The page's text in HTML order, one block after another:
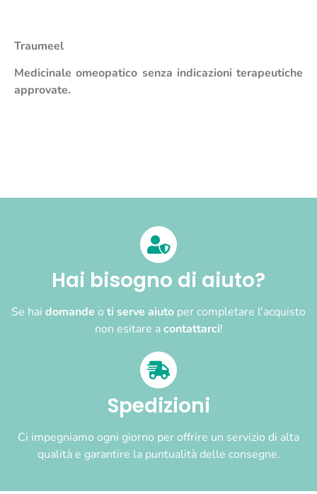
Traumeel
Medicinale omeopatico senza indicazioni terapeutiche
approvate.
Hai bisogno di aiuto?
Se hai domande o ti serve aiuto per completare l'acquisto
non esitare acontattarci!
Spedizioni
Ci impegniamo ogni giorno per offrire un servizio di alta
qualità e garantire la puntualità delle consegne.